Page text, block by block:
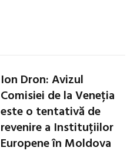
Ion Dron: Avizul
Comisiei de la Veneția
este o tentativă de
revenire a Instituțiilor
Europene în Moldova